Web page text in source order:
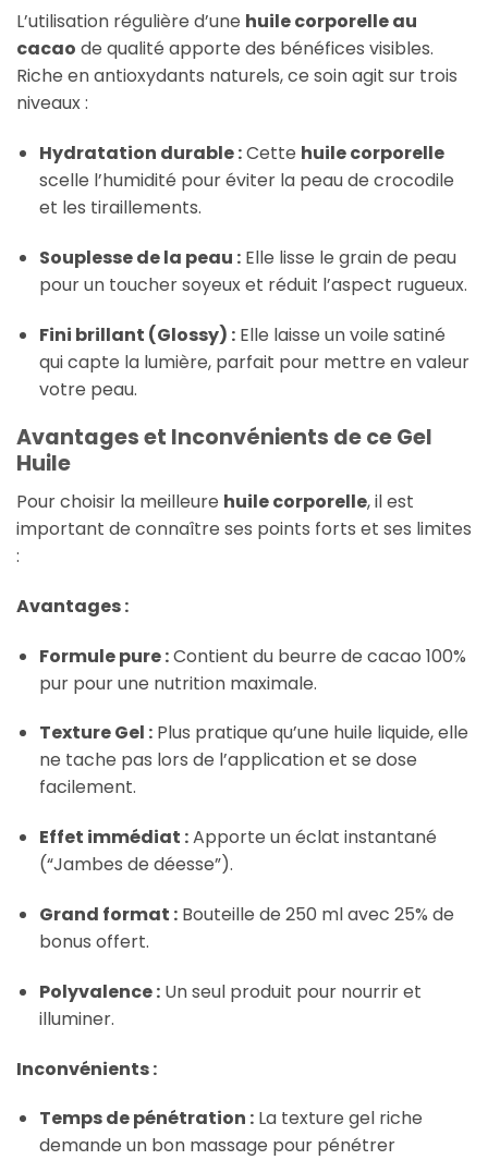
L’utilisation régulière d’une huile corporelle au
cacao de qualité apporte des bénéfices visibles.
Riche en antioxydants naturels, ce soin agit sur trois
niveaux :
Hydratation durable :Cette huile corporelle
scelle l’humidité pour éviter la peau de crocodile
et les tiraillements.
Souplesse de la peau :Elle lisse le grain de peau
pour un toucher soyeux et réduit l’aspect rugueux.
Fini brillant (Glossy) :Elle laisse un voile satiné
qui capte la lumière, parfait pour mettre en valeur
votre peau.
Avantages et Inconvénients de ce Gel
Huile
Pour choisir la meilleure huile corporelle, il est
important de connaître ses points forts et ses limites
:
Avantages :
Formule pure :Contient du beurre de cacao 100%
pur pour une nutrition maximale.
Texture Gel :Plus pratique qu’une huile liquide, elle
ne tache pas lors de l’application et se dose
facilement.
Effet immédiat :Apporte un éclat instantané
(“Jambes de déesse”).
Grand format :Bouteille de 250 ml avec 25% de
bonus offert.
Polyvalence :Un seul produit pour nourrir et
illuminer.
Inconvénients :
Temps de pénétration :La texture gel riche
demande un bon massage pour pénétrer